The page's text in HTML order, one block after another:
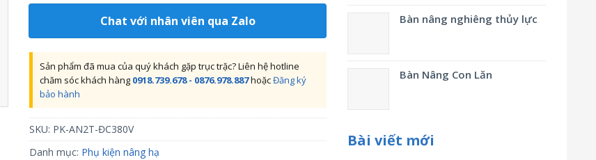
Bàn nâng nghiêng thủy lực
Bàn Nâng Con Lăn
Bài viết mới
Chat với nhân viên qua Zalo
Sản phẩm đã mua của quý khách gặp trục trặc? Liên hệ hotline
chăm sóc khách hàng 0918.739.678 - 0876.978.887hoặcĐăng ký
bảo hành
SKU: PK-AN2T-ĐC380V
Danh mục: Phụ kiện nâng hạ